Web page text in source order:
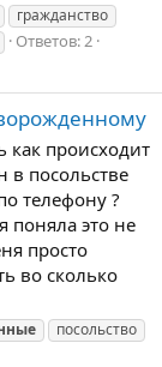
гражданство
Ответов: 2
как происходит
в посольстве
телефону ?
поняла это не
просто
во сколько
посольство